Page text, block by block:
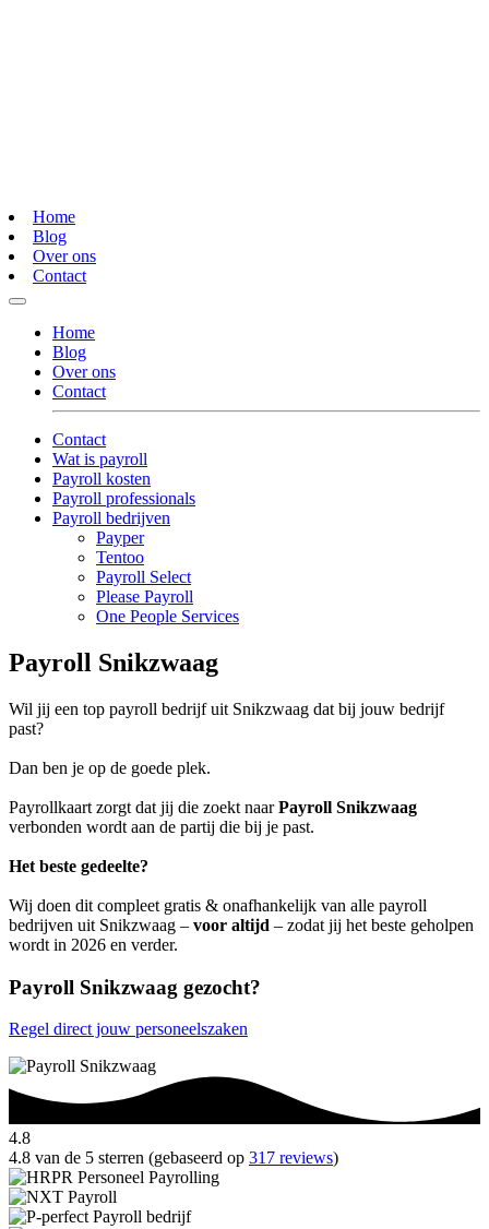
Home
Blog
Over ons
Contact
Home
Blog
Over ons
Contact
Contact
Wat is payroll
Payroll kosten
Payroll professionals
Payroll bedrijven
Payper
Tentoo
Payroll Select
Please Payroll
One People Services
Payroll Snikzwaag
Wil jij een top payroll bedrijf uit Snikzwaag dat bij jouw bedrijf
past?
Dan ben je op de goede plek.
Payrollkaart zorgt dat jij die zoekt naarPayroll Snikzwaag
verbonden wordt aan de partij die bij je past.
Het beste gedeelte?
Wij doen dit compleet gratis & onafhankelijk van alle payroll
bedrijven uit Snikzwaag – voor altijd – zodat jij het beste geholpen
wordt in 2026 en verder.
Payroll Snikzwaag gezocht?
Regel direct jouw personeelszaken
4.8
4.8 van de 5 sterren (gebaseerd op 317 reviews)